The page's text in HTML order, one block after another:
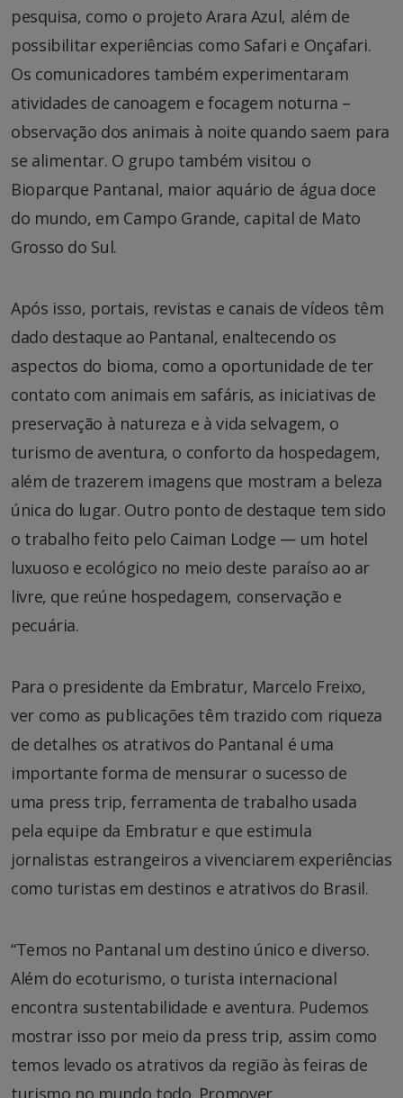
pesquisa, como o projeto Arara Azul, além de
possibilitar experiências como Safari e Onçafari.
Os comunicadores também experimentaram
atividades de canoagem e focagem noturna –
observação dos animais à noite quando saem para
se alimentar. O grupo também visitou o
Bioparque Pantanal, maior aquário de água doce
do mundo, em Campo Grande, capital de Mato
Grosso do Sul.
Após isso, portais, revistas e canais de vídeos têm
dado destaque ao Pantanal, enaltecendo os
aspectos do bioma, como a oportunidade de ter
contato com animais em safáris, as iniciativas de
preservação à natureza e à vida selvagem, o
turismo de aventura, o conforto da hospedagem,
além de trazerem imagens que mostram a beleza
única do lugar. Outro ponto de destaque tem sido
o trabalho feito pelo Caiman Lodge — um hotel
luxuoso e ecológico no meio deste paraíso ao ar
livre, que reúne hospedagem, conservação e
pecuária.
Para o presidente da Embratur, Marcelo Freixo,
ver como as publicações têm trazido com riqueza
de detalhes os atrativos do Pantanal é uma
importante forma de mensurar o sucesso de
uma press trip, ferramenta de trabalho usada
pela equipe da Embratur e que estimula
jornalistas estrangeiros a vivenciarem experiências
como turistas em destinos e atrativos do Brasil.
“Temos no Pantanal um destino único e diverso.
Além do ecoturismo, o turista internacional
encontra sustentabilidade e aventura. Pudemos
mostrar isso por meio da press trip, assim como
temos levado os atrativos da região às feiras de